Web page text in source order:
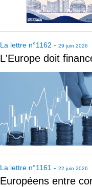
La lettre n°1162 -29 juin 2026
L'Europe doit
La lettre n°1161 -22 juin 2026
Européens entre